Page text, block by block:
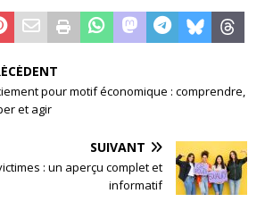
pour motif économique : comprendre,
et agir
SUIVANT
: un aperçu complet et
informatif